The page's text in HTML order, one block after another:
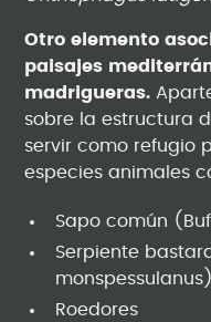
Otro elemento
paisajes
madrigueras.
sobre la estructura
servir como refugio
especies animales
Sapo común
Serpiente
monspessulanus)
Roedores